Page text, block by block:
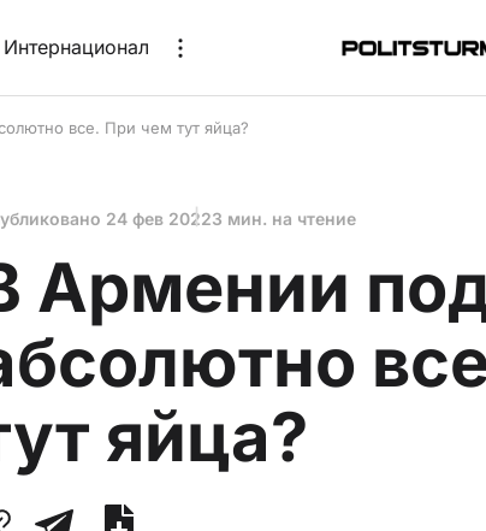
Интернационал
все. При чем тут яйца?
24 фев 20223 мин. на чтение
Армении
яйца?